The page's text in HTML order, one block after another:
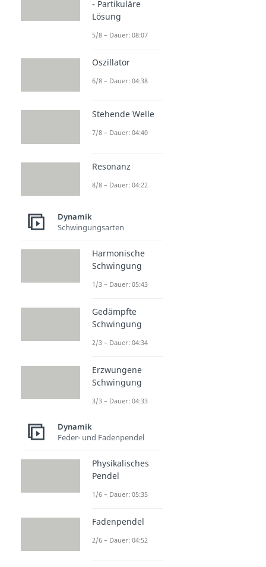
- Partikuläre
Lösung
5/8 – Dauer: 08:07
Oszillator
6/8 – Dauer: 04:38
Stehende Welle
7/8 – Dauer: 04:40
Resonanz
8/8 – Dauer: 04:22
Dynamik
Schwingungsarten
Harmonische
Schwingung
1/3 – Dauer: 05:43
Gedämpfte
Schwingung
2/3 – Dauer: 04:34
Erzwungene
Schwingung
3/3 – Dauer: 04:33
Dynamik
Feder- und Fadenpendel
Physikalisches
Pendel
1/6 – Dauer: 05:35
Fadenpendel
2/6 – Dauer: 04:52